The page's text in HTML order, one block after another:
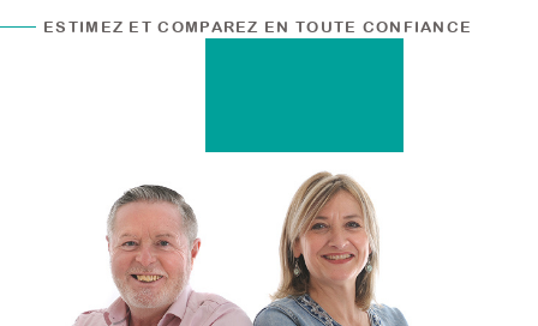
ESTIMEZ ET COMPAREZ EN TOUTE CONFIANCE